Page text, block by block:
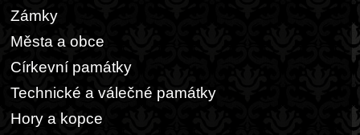
Zámky
Města a obce
Církevní památky
Technické a válečné památky
Hory a kopce